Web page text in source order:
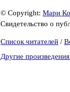
© Copyright: Мари
Свидетельство о
Список читателей /
Другие